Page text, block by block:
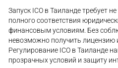
Запуск ICO в Таиланде требует
полного соответствия
финансовым условиям. Без
невозможно получить лицензию
Регулирование ICO в Таиланде
прозрачных условий и защиту